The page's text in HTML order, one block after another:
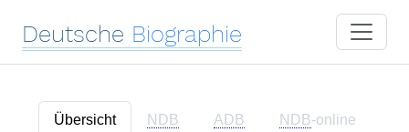
Deutsche Biographie
Übersicht NDB ADB NDB-online